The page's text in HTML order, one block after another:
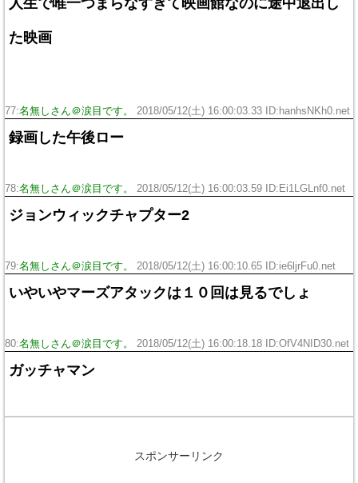
人生で唯一つまらなすぎて映画館なのに途中退出し
た映画
77:名無しさん＠涙目です。 2018/05/12(土) 16:00:03.33 ID:hanhsNKh0.net
録画した午後ロー
78:名無しさん＠涙目です。 2018/05/12(土) 16:00:03.59 ID:Ei1LGLnf0.net
ジョンウィックチャプター2
79:名無しさん＠涙目です。 2018/05/12(土) 16:00:10.65 ID:ie6ljrFu0.net
いやいやマーズアタックは１０回は見るでしょ
80:名無しさん＠涙目です。 2018/05/12(土) 16:00:18.18 ID:OfV4NID30.net
ガッチャマン
スポンサーリンク